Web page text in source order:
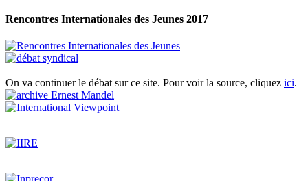
Rencontres Internationales des Jeunes 2017
On va continuer le débat sur ce site. Pour voir la source, cliquez ici.